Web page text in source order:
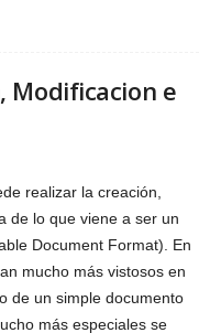
Modificacion e
realizar la creación,
de lo que viene a ser un
Document Format). En
mucho más vistosos en
de un simple documento
más especiales se